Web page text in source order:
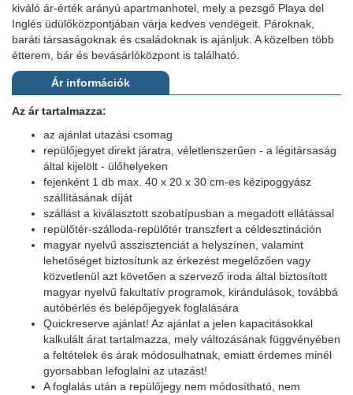
kiváló ár-érték arányú apartmanhotel, mely a pezsgő Playa del
Inglés üdülőközpontjában várja kedves vendégeit. Pároknak,
baráti társaságoknak és családoknak is ajánljuk. A közelben több
étterem, bár és bevásárlóközpont is található.
Ár információk
Az ár tartalmazza:
az ajánlat utazási csomag
repülőjegyet direkt járatra, véletlenszerűen - a légitársaság
által kijelölt - ülőhelyeken
fejenként 1 db max. 40 x 20 x 30 cm-es kézipoggyász
szállításának díját
szállást a kiválasztott szobatípusban a megadott ellátással
repülőtér-szálloda-repülőtér transzfert a céldesztináción
magyar nyelvű asszisztenciát a helyszínen, valamint
lehetőséget biztosítunk az érkezést megelőzően vagy
közvetlenül azt követően a szervező iroda által biztosított
magyar nyelvű fakultatív programok, kirándulások, továbbá
autóbérlés és belépőjegyek foglalására
Quickreserve ajánlat! Az ajánlat a jelen kapacitásokkal
kalkulált árat tartalmazza, mely változásának függvényében
a feltételek és árak módosulhatnak, emiatt érdemes minél
gyorsabban lefoglalni az utazást!
A foglalás után a repülőjegy nem módosítható, nem